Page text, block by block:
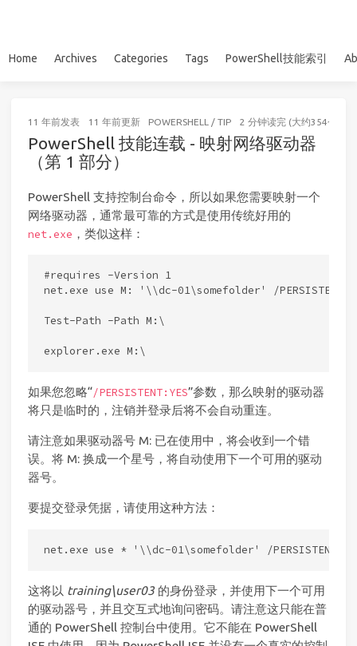
Home Archives Categories Tags PowerShell技能索引
11 年前发表 11 年前更新 POWERSHELL / TIP 2 分钟读完 (大约354个字)
PowerShell 技能连载 - 映射网络驱动器
（第 1 部分）
PowerShell 支持控制台命令，所以如果您需要映射一个
网络驱动器，通常最可靠的方式是使用传统好用的
net.exe ，类似这样：
#requires -Version 1
net.exe use M: '\\dc-01\somefolder' /
Test-Path -Path M:\
如果您忽略“/PERSISTENT:YES”参数，那么映射的驱动器
将只是临时的，注销并登录后将不会自动重连。
请注意如果驱动器号 M: 已在使用中，将会收到一个错
误。将 M: 换成一个星号，将自动使用下一个可用的驱动
器号。
要提交登录凭据，请使用这种方法：
这将以 training\user03 的身份登录，并使用下一个可用
的驱动器号，并且交互式地询问密码。请注意这只能在普
通的 PowerShell 控制台中使用。它不能在 PowerShell